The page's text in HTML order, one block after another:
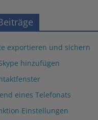
exportieren und sichern
hinzufügen
eines Telefonats
Einstellungen